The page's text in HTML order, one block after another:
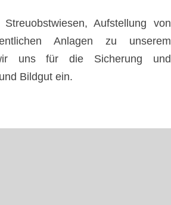
Aufstellung von
Anlagen zu unserem
uns für die Sicherung und
Bildgut ein.